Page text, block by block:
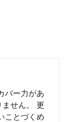
バー力があ
ません。 更
ことづくめ